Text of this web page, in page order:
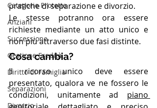
Categorie Protette
Anziani
Successione
Gestione Eredità
Diritto di Famiglia
Separazioni
Divorzio
pratiche di separazione e divorzio.
Le stesse potranno ora essere
richieste mediante un atto unico e
non più attraverso due fasi distinte.
Cosa cambia?
Il ricorso unico deve essere
presentato, qualora ve ne fossero le
condizioni, unitamente ad piano